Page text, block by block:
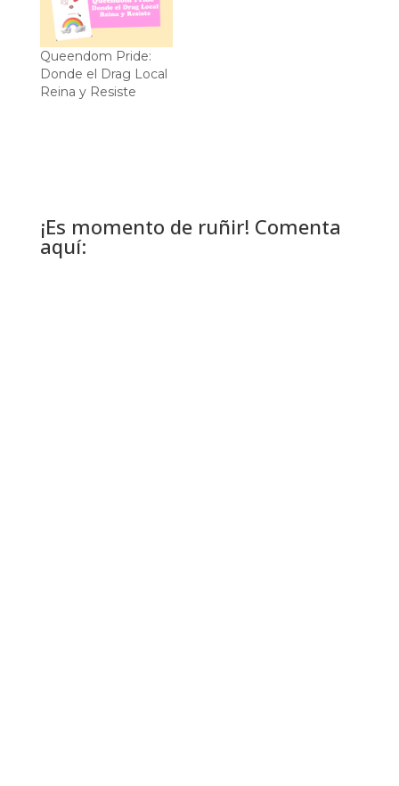
Queendom Pride:
Donde el Drag Local
Reina y Resiste
¡Es momento de ruñir! Comenta
aquí: